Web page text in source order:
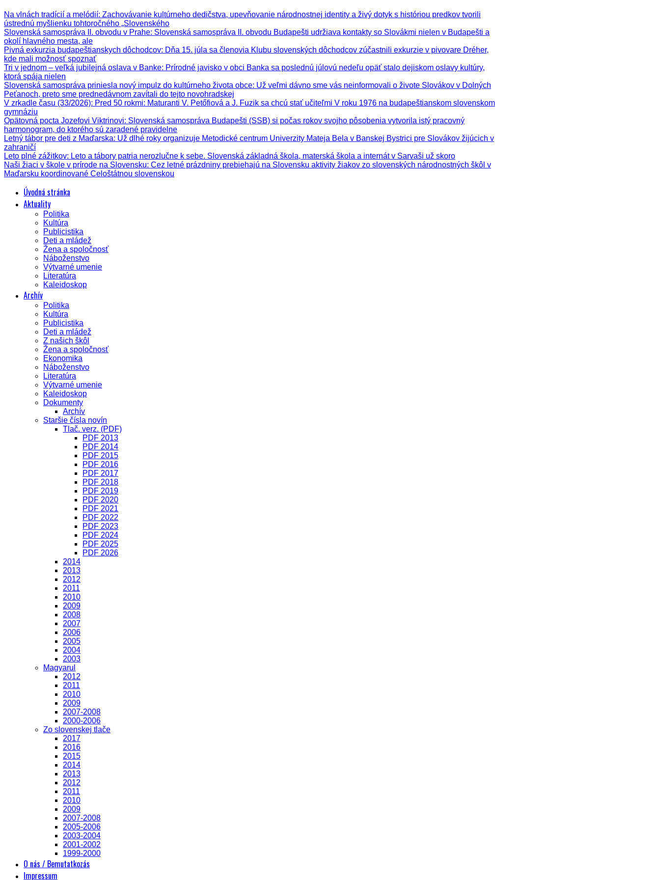
Na vlnách tradícií a melódií: Zachovávanie kultúrneho dedičstva, upevňovanie národnostnej identity a živý dotyk s históriou predkov tvorili
ústrednú myšlienku tohtoročného „Slovenského
Slovenská samospráva II. obvodu v Prahe: Slovenská samospráva II. obvodu Budapešti udržiava kontakty so Slovákmi nielen v Budapešti a
okolí hlavného mesta, ale
Pivná exkurzia budapeštianskych dôchodcov: Dňa 15. júla sa členovia Klubu slovenských dôchodcov zúčastnili exkurzie v pivovare Dréher,
kde mali možnosť spoznať
Tri v jednom – veľká jubilejná oslava v Banke: Prírodné javisko v obci Banka sa poslednú júlovú nedeľu opäť stalo dejiskom oslavy kultúry,
ktorá spája nielen
Slovenská samospráva priniesla nový impulz do kultúrneho života obce: Už veľmi dávno sme vás neinformovali o živote Slovákov v Dolných
Peťanoch, preto sme prednedávnom zavítali do tejto novohradskej
V zrkadle času (33/2026): Pred 50 rokmi: Maturanti V. Petőfiová a J. Fuzik sa chcú stať učiteľmi V roku 1976 na budapeštianskom slovenskom
gymnáziu
Opätovná pocta Jozefovi Viktrinovi: Slovenská samospráva Budapešti (SSB) si počas rokov svojho pôsobenia vytvorila istý pracovný
harmonogram, do ktorého sú zaradené pravidelne
Letný tábor pre deti z Maďarska: Už dlhé roky organizuje Metodické centrum Univerzity Mateja Bela v Banskej Bystrici pre Slovákov žijúcich v
zahraničí
Leto plné zážitkov: Leto a tábory patria nerozlučne k sebe. Slovenská základná škola, materská škola a internát v Sarvaši už skoro
Naši žiaci v škole v prírode na Slovensku: Cez letné prázdniny prebiehajú na Slovensku aktivity žiakov zo slovenských národnostných škôl v
Maďarsku koordinované Celoštátnou slovenskou
Úvodná stránka
Aktuality
Politika
Kultúra
Publicistika
Deti a mládež
Žena a spoločnosť
Náboženstvo
Výtvarné umenie
Literatúra
Kaleidoskop
Archív
Politika
Kultúra
Publicistika
Deti a mládež
Z našich škôl
Žena a spoločnosť
Ekonomika
Náboženstvo
Literatúra
Výtvarné umenie
Kaleidoskop
Dokumenty
Archív
Staršie čísla novín
Tlač. verz. (PDF)
PDF 2013
PDF 2014
PDF 2015
PDF 2016
PDF 2017
PDF 2018
PDF 2019
PDF 2020
PDF 2021
PDF 2022
PDF 2023
PDF 2024
PDF 2025
PDF 2026
2014
2013
2012
2011
2010
2009
2008
2007
2006
2005
2004
2003
Magyarul
2012
2011
2010
2009
2007-2008
2000-2006
Zo slovenskej tlače
2017
2016
2015
2014
2013
2012
2011
2010
2009
2007-2008
2005-2006
2003-2004
2001-2002
1999-2000
O nás / Bemutatkozás
Impressum